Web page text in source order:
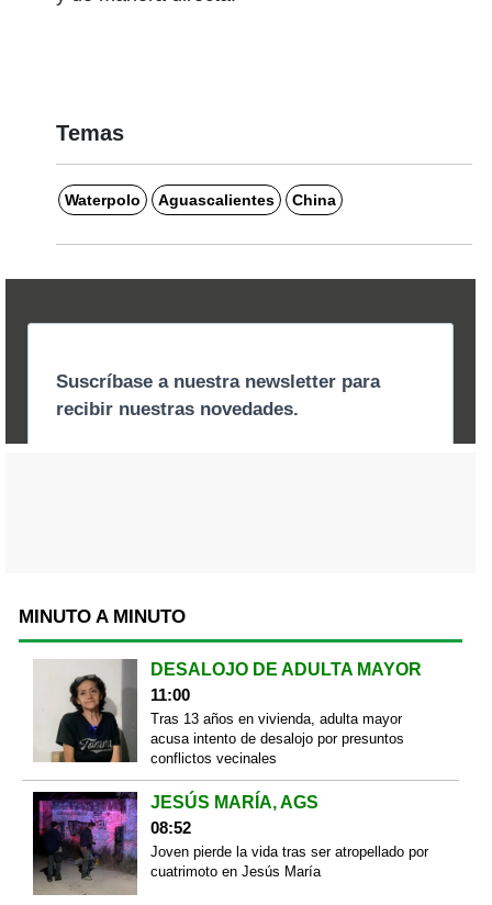
Temas
Waterpolo Aguascalientes China
MINUTO A MINUTO
DESALOJO DE ADULTA MAYOR
11:00
Tras 13 años en vivienda, adulta mayor
acusa intento de desalojo por presuntos
conflictos vecinales
JESÚS MARÍA, AGS
08:52
Joven pierde la vida tras ser atropellado por
cuatrimoto en Jesús María